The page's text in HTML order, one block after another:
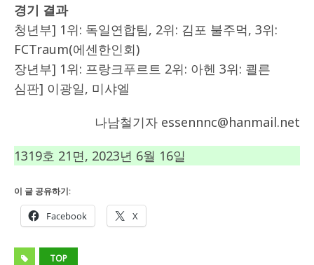
경기 결과
청년부] 1위: 독일연합팀, 2위: 김포 불주먹, 3위:
FCTraum(에센한인회)
장년부] 1위: 프랑크푸르트 2위: 아헨 3위: 쾰른
심판] 이광일, 미샤엘
나남철기자 essennnc@hanmail.net
1319호 21면, 2023년 6월 16일
이 글 공유하기:
Facebook X
TOP